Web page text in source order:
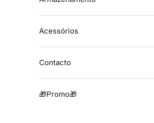
Acessórios
Contacto
🎁Promo🎁